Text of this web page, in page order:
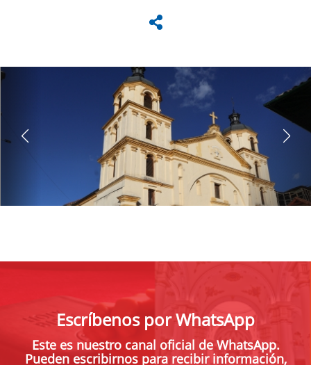
Escríbenos por WhatsApp
Este es nuestro canal oficial de WhatsApp.
Pueden escribirnos para recibir información,